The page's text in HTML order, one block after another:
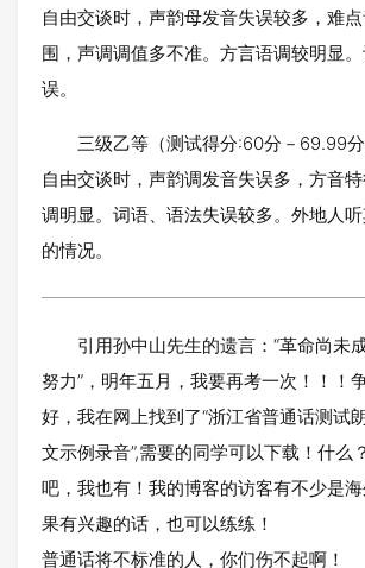
自由交谈时，声韵母发音失误较多，难
围，声调调值多不准。方言语调较明显
误。
三级乙等（测试得分:60分－69.99
自由交谈时，声韵调发音失误多，方音
调明显。词语、语法失误较多。外地人
的情况。
引用孙中山先生的遗言：“革命尚未
努力”，明年五月，我要再考一次！！！
好，我在网上找到了“浙江省普通话测试
文示例录音”,需要的同学可以下载！什么
吧，我也有！我的博客的访客有不少是
果有兴趣的话，也可以练练！
普通话将不标准的人，你们伤不起啊！